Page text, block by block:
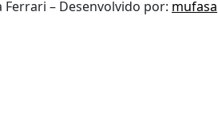
– Desenvolvido por: mufasa